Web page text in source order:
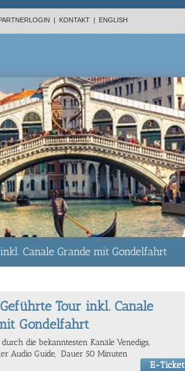
| KONTAKT | ENGLISH
Canale Grande mit Gondelfahrt
Tour inkl. Canale
Gondelfahrt
die bekanntesten Kanäle Venedigs,
Audio Guide, Dauer 50 Minuten
E-Ticket